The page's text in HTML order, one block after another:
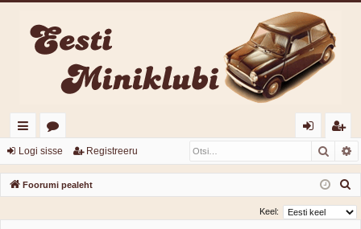
iirl
in
gi
o
or
u
i
sis
eg
ist
re
Logi sisse Registreeru Otsi
Foorumi pealeht
s
Keel: